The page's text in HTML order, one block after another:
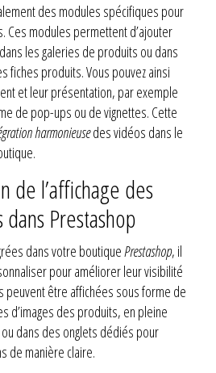
des modules spécifiques pour
Ces modules permettent d’ajouter
les galeries de produits ou dans
fiches produits. Vous pouvez ainsi
et leur présentation, par exemple
de pop-ups ou de vignettes. Cette
harmonieusedes vidéos dans le
de l’affichage des
Prestashop
dans votre boutiquePrestashop, il
pour améliorer leur visibilité
peuvent être affichées sous forme de
d’images des produits, en pleine
dans des onglets dédiés pour
de manière claire.